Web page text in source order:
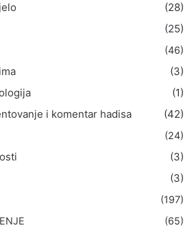
(28)
(25)
(46)
(3)
(1)
i komentar hadisa
(42)
(24)
(3)
(3)
(197)
(65)